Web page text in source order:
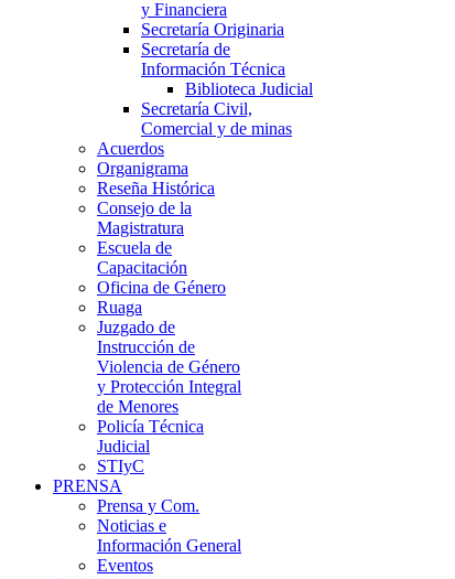
y Financiera
Secretaría Originaria
Secretaría de
Información Técnica
Biblioteca Judicial
Secretaría Civil,
Comercial y de minas
Acuerdos
Organigrama
Reseña Histórica
Consejo de la
Magistratura
Escuela de
Capacitación
Oficina de Género
Ruaga
Juzgado de
Instrucción de
Violencia de Género
y Protección Integral
de Menores
Policía Técnica
Judicial
STIyC
PRENSA
Prensa y Com.
Noticias e
Información General
Eventos